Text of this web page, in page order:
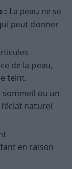
: La peau ne se
peut donner
de la peau,
teint.
sommeil ou un
naturel
en raison